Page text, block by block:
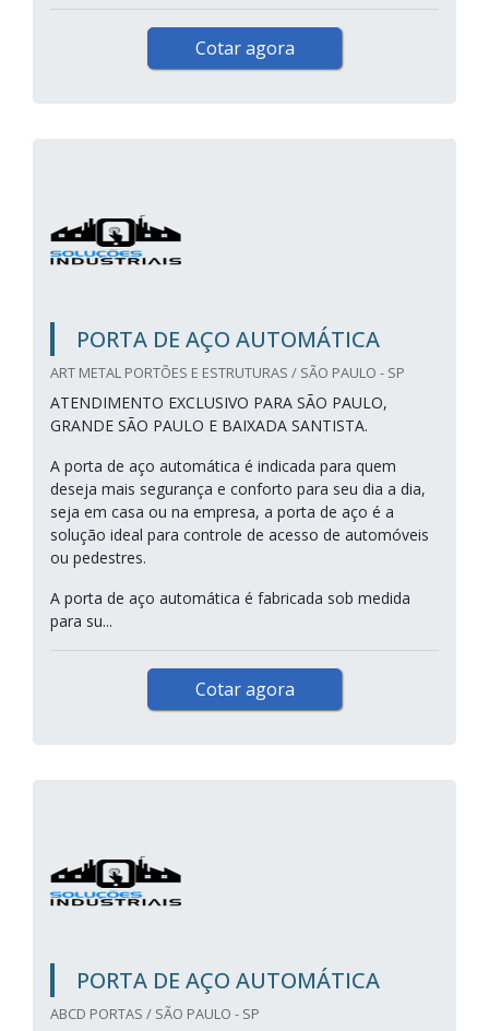
Cotar agora
PORTA DE AÇO AUTOMÁTICA
ART METAL PORTÕES E ESTRUTURAS / SÃO PAULO - SP
ATENDIMENTO EXCLUSIVO PARA SÃO PAULO,
GRANDE SÃO PAULO E BAIXADA SANTISTA.
A porta de aço automática é indicada para quem
deseja mais segurança e conforto para seu dia a dia,
seja em casa ou na empresa, a porta de aço é a
solução ideal para controle de acesso de automóveis
ou pedestres.
A porta de aço automática é fabricada sob medida
para su...
Cotar agora
PORTA DE AÇO AUTOMÁTICA
ABCD PORTAS / SÃO PAULO - SP